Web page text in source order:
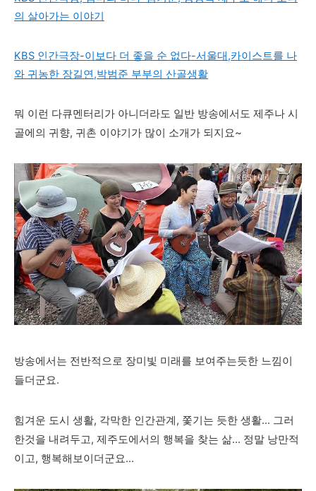
의 살아가는 이야기
KBS 인간극장-이보다 더 좋을 순 없다-서울대,카이스트를 나
와 귀농한 장길연,박범준 부부의 산골생활
뭐 이런 다큐멘터리가 아니더라도 일반 방송에서도 제주나 시
골에의 귀향, 귀촌 이야기가 많이 소개가 되지요~
방송에서는 전반적으로 장미빛 미래를 보여주는듯한 느낌이
들더군요.
힘겨운 도시 생활, 각막한 인간관계, 쫓기는 듯한 생활... 그러
한것을 내려두고, 제주도에서의 행복을 찾는 삶... 정말 낭만적
이고, 행복해보이더군요...